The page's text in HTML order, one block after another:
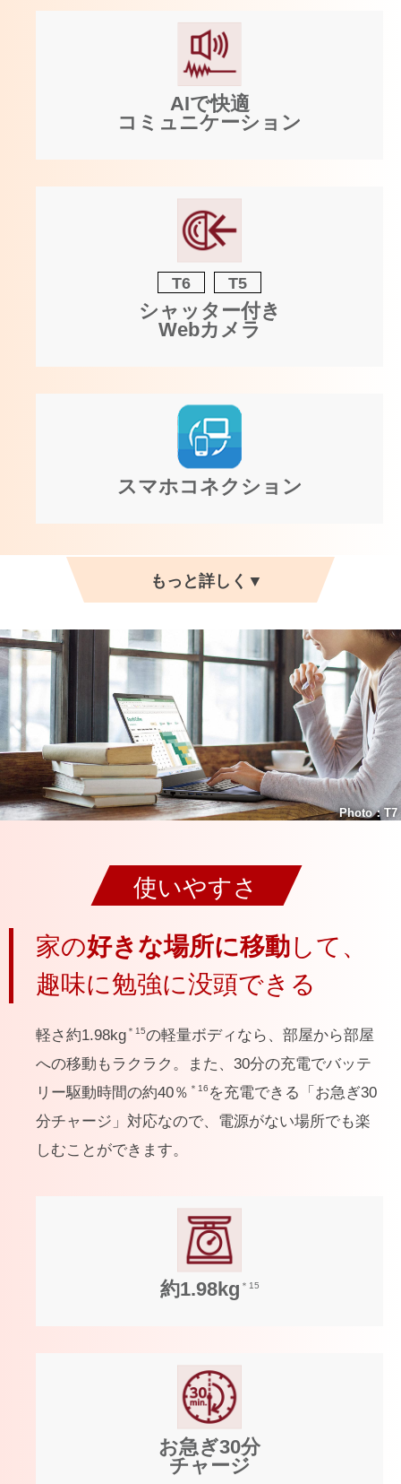
AIで快適
コミュニケーション
T6 T5
シャッター付き
Webカメラ
スマホコネクション
使いやすさ
家の好きな場所に移動して、
趣味に勉強に没頭できる
軽さ約1.98kg ＊15の軽量ボディなら、部屋から部屋
への移動もラクラク。また、30分の充電でバッテ
リー駆動時間の約40％ ＊16 を充電できる「お急ぎ30
分チャージ」対応なので、電源がない場所でも楽
しむことができます。
約1.98kg ＊15
お急ぎ30分
チャージ
Photo：T7